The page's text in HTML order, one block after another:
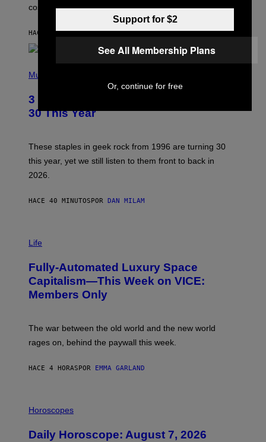
I
G
M
cosmetic for free.
HACE 24 MINUTOSPORBRENT KOEPP
H
O
B
Y
B
E
R
G
G
G
E
S
Music
3 No-Skip Geek Rock Albums Turning
30 This Year
These staples in geek rock from 1996 are turning 30
this year, yet we still listen to them front to back in
2026.
HACE 40 MINUTOS POR DAN MILAM
M
E
:
N
I
O
V
Life
Fully-Automated Luxury Space
Capitalism—This Week on VICE:
Members Only
The war between the old world and the new world
rages on, behind the paywall this week.
HACE 4 HORAS POR EMMA GARLAND
L
S
Horoscopes
Daily Horoscope: August 7, 2026
Support for $2
See All Membership Plans
Or, continue for free